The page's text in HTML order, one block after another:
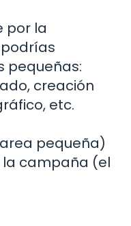
por la
pequeñas:
creación
etc.
pequeña)
campaña (el